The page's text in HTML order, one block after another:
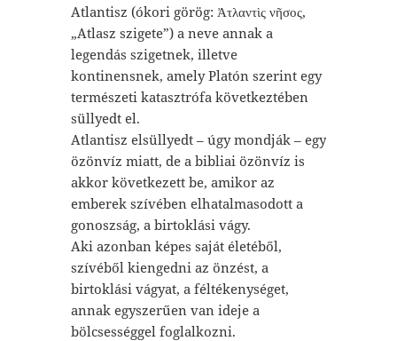
Atlantisz (ókori görög: Ἀτλαντὶς νῆσος,
„Atlasz szigete”) a neve annak a
legendás szigetnek, illetve
kontinensnek, amely Platón szerint egy
természeti katasztrófa következtében
süllyedt el.
Atlantisz elsüllyedt – úgy mondják – egy
özönvíz miatt, de a bibliai özönvíz is
akkor következett be, amikor az
emberek szívében elhatalmasodott a
gonoszság, a birtoklási vágy.
Aki azonban képes saját életéből,
szívéből kiengedni az önzést, a
birtoklási vágyat, a féltékenységet,
annak egyszerűen van ideje a
bölcsességgel foglalkozni.